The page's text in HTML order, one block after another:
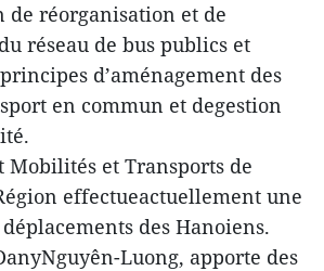
de réorganisation et de
réseau de bus publics et
d’aménagement des
en commun et degestion
Mobilités et Transports de
effectueactuellement une
des Hanoiens.
Luong, apporte des